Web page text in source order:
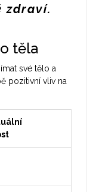
zdraví.
těla
své tělo a
pozitivní vliv na